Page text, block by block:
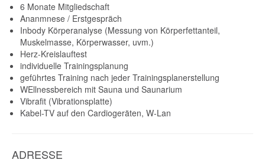
6 Monate Mitgliedschaft
Ananmnese / Erstgespräch
Inbody Körperanalyse (Messung von Körperfettanteil,
Muskelmasse, Körperwasser, uvm.)
Herz-Kreislauftest
individuelle Trainingsplanung
geführtes Training nach jeder Trainingsplanerstellung
WEllnessbereich mit Sauna und Saunarium
Vibrafit (Vibrationsplatte)
Kabel-TV auf den Cardiogeräten, W-Lan
ADRESSE